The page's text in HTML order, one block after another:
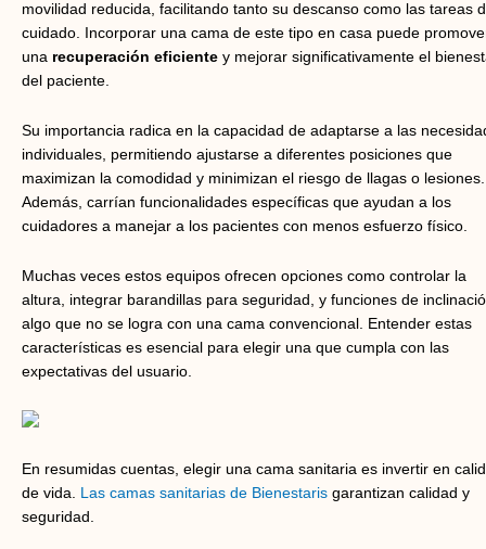
movilidad reducida, facilitando tanto su descanso como las tareas
cuidado. Incorporar una cama de este tipo en casa puede
una recuperación eficiente y mejorar significativamente el
del paciente.
Su importancia radica en la capacidad de adaptarse a las
individuales, permitiendo ajustarse a diferentes posiciones que
maximizan la comodidad y minimizan el riesgo de llagas o lesiones.
Además, carrían funcionalidades específicas que ayudan a los
cuidadores a manejar a los pacientes con menos esfuerzo físico.
Muchas veces estos equipos ofrecen opciones como controlar la
altura, integrar barandillas para seguridad, y funciones de
algo que no se logra con una cama convencional. Entender estas
características es esencial para elegir una que cumpla con las
expectativas del usuario.
En resumidas cuentas, elegir una cama sanitaria es invertir en
de vida.
Las camas sanitarias de Bienestaris garantizan calidad y
seguridad.